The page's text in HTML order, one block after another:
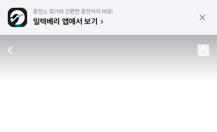
충전소 찾기와 간편한 충전까지 바로!
일렉베리 앱에서 보기